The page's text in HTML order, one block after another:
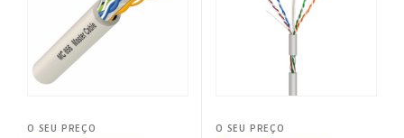
O SEU PREÇO O SEU PREÇO